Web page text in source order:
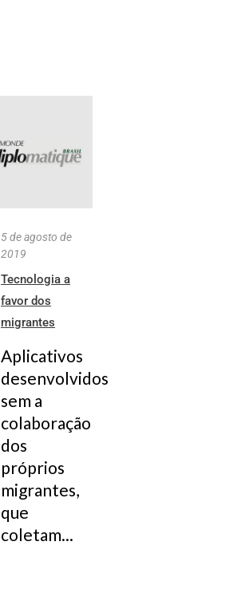
5 de agosto de
2019
Tecnologia a
favor dos
migrantes
Aplicativos
desenvolvidos
sem a
colaboração
dos
próprios
migrantes,
que
coletam...